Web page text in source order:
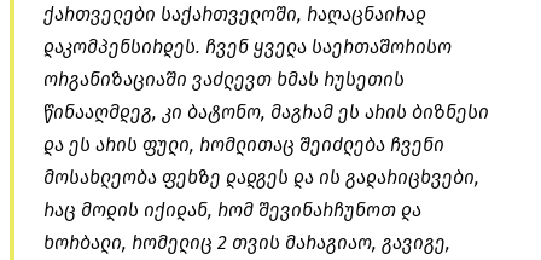
ქართველები საქართველოში, რაღაცნაირად
დაკომპენსირდეს. ჩვენ ყველა საერთაშორისო
ორგანიზაციაში ვაძლევთ ხმას რუსეთის
წინააღმდეგ, კი ბატონო, მაგრამ ეს არის ბიზნესი
და ეს არის ფული, რომლითაც შეიძლება ჩვენი
მოსახლეობა ფეხზე დადგეს და ის გადარიცხვები,
რაც მოდის იქიდან, რომ შევინარჩუნოთ და
ხორბალი, რომელიც 2 თვის მარაგიაო, გავიგე,